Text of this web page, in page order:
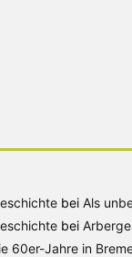
bei Als
bei
60er-Jahre in